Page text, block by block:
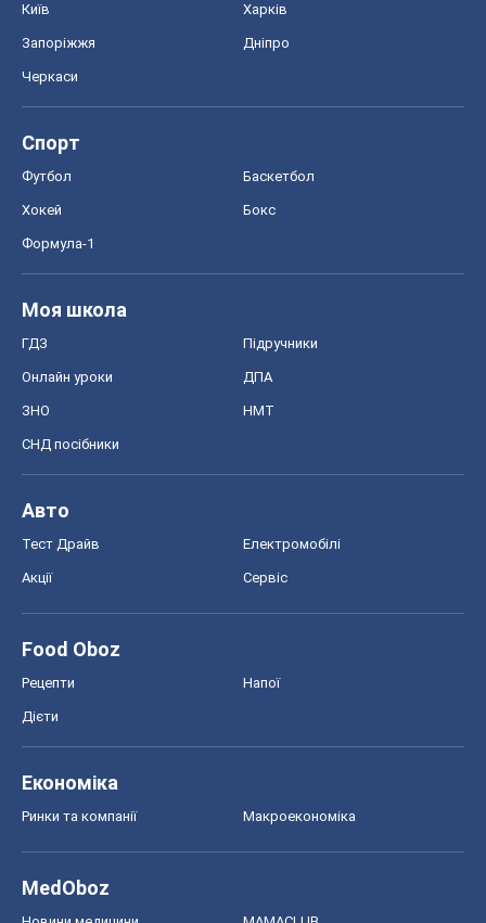
Київ Харків
Запоріжжя Дніпро
Черкаси
Спорт
Футбол Баскетбол
Хокей Бокс
Формула-1
Моя школа
ГДЗ Підручники
Онлайн уроки ДПА
ЗНО НМТ
СНД посібники
Авто
Тест Драйв Електромобілі
Акції Сервіс
Food Oboz
Рецепти Напої
Дієти
Економіка
Ринки та компанії Макроекономіка
MedOboz